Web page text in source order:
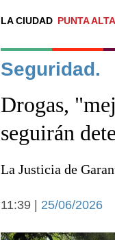
LA CIUDAD PUNTA ALTA
Noticias
Seguridad.
Drogas,
seguirán
La Justicia de
11:39 | 25/06/2026